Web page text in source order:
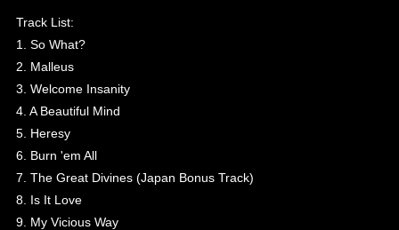
Track List:
1. So What?
2. Malleus
3. Welcome Insanity
4. A Beautiful Mind
5. Heresy
6. Burn 'em All
7. The Great Divines (Japan Bonus Track)
8. Is It Love
9. My Vicious Way